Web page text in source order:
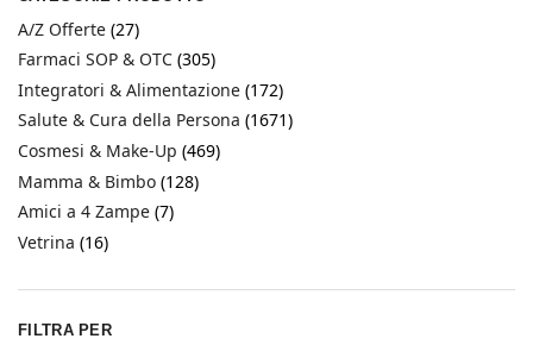
A/Z Offerte (27)
Farmaci SOP & OTC (305)
Integratori & Alimentazione (172)
Salute & Cura della Persona (1671)
Cosmesi & Make-Up (469)
Mamma & Bimbo (128)
Amici a 4 Zampe (7)
Vetrina (16)
FILTRA PER